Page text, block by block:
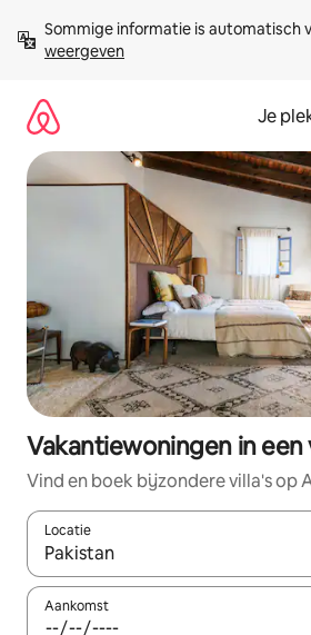
direct
naar
Sommige informatie is automatisch
weergeven
Je
Vakantiewoningen in een
Vind en boek bijzondere villa's op
Locatie
Wanneer er resultaten beschikbaar
Aankomst